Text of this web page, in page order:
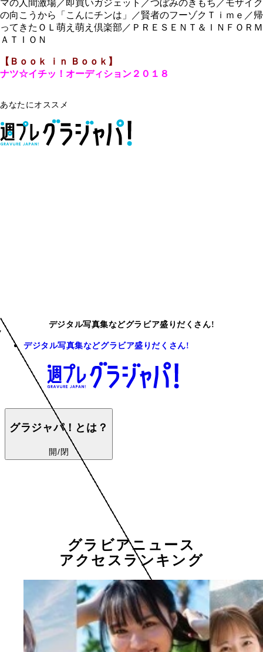
マの人間激場／即買いガジェット／つぼみのきもち／モザイク
の向こうから「こんにチンは」／賢者のフーゾクＴｉｍｅ／帰
ってきたＯＬ萌え萌え倶楽部／ＰＲＥＳＥＮＴ＆ＩＮＦＯＲＭ
ＡＴＩＯＮ
【Ｂｏｏｋ ｉｎ Ｂｏｏｋ】
ナツ☆イチッ！オーディション２０１８
あなたにオススメ
デジタル写真集などグラビア盛りだくさん!
デジタル写真集などグラビア盛りだくさん!
グラジャパ！とは？
開/閉
グラビアニュース
アクセスランキング